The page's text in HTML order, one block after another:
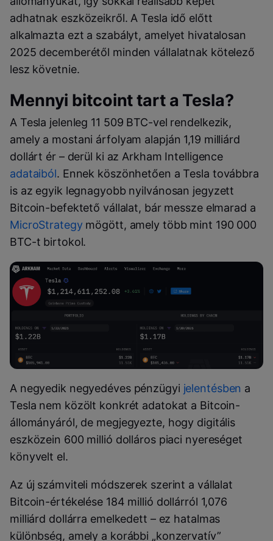
adhatnak eszközeikről. A Tesla idő előtt
alkalmazta ezt a szabályt, amelyet hivatalosan
2025 decemberétől minden vállalatnak kötelező
lesz követnie.
Mennyi bitcoint tart a Tesla?
A Tesla jelenleg 11 509 BTC-vel rendelkezik,
amely a mostani árfolyam alapján 1,19 milliárd
dollárt ér – derül ki az Arkham Intelligence
adataiból. Ennek köszönhetően a Tesla továbbra
is az egyik legnagyobb nyilvánosan jegyzett
Bitcoin-befektető vállalat, bár messze elmarad a
MicroStrategy mögött, amely több mint 190 000
BTC-t birtokol.
A negyedik negyedéves pénzügyi jelentésben a
Tesla nem közölt konkrét adatokat a Bitcoin-
állományáról, de megjegyezte, hogy digitális
eszközein 600 millió dolláros piaci nyereséget
könyvelt el.
Az új számviteli módszerek szerint a vállalat
Bitcoin-értékelése 184 millió dollárról 1,076
milliárd dollárra emelkedett – ez hatalmas
különbség, amely a korábbi „konzervatív”